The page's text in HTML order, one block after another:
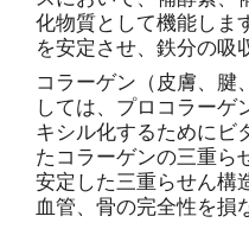
化物質として機能しま
を安定させ、鉄分の吸
コラーゲン（皮膚、腱
しては、プロコラーゲ
キシル化するためにビ
たコラーゲンの三重ら
安定した三重らせん構
血管、骨の完全性を損